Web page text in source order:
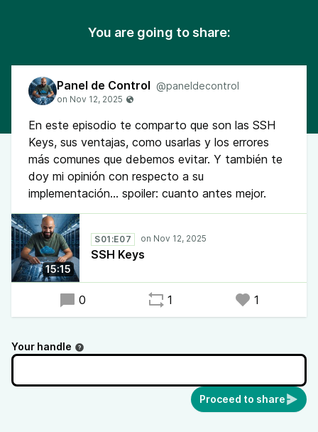
You are going to share:
Panel de Control @paneldecontrol
En este episodio te comparto que son las SSH
Keys, sus ventajas, como usarlas y los errores
más comunes que debemos evitar. Y también te
doy mi opinión con respecto a su
implementación... spoiler: cuanto antes mejor.
15:15
S01:E07
SSH Keys
0 1 1
Your handle
Proceed to share